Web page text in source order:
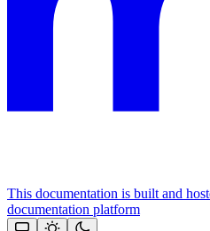
This documentation is built and
documentation platform